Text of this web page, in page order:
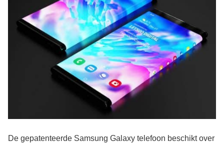
De gepatenteerde Samsung Galaxy telefoon beschikt over